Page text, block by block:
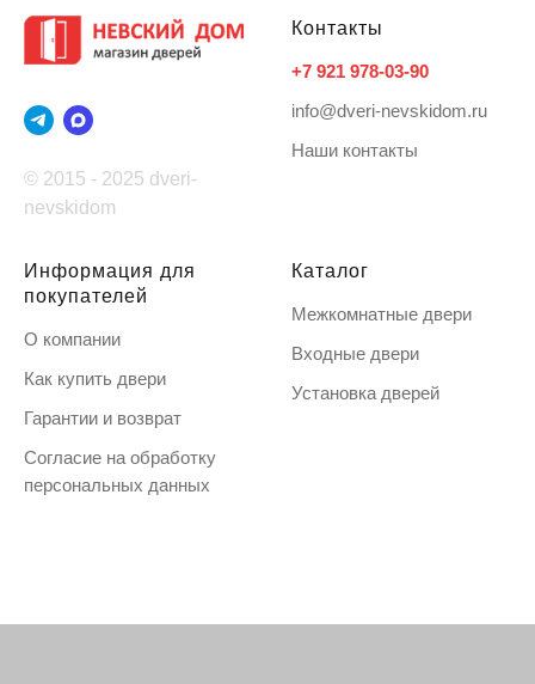
© 2015 - 2025 dveri-
nevskidom
Контакты
+7 921 978-03-90
info@dveri-nevskidom.ru
Наши контакты
Информация для
покупателей
О компании
Как купить двери
Гарантии и возврат
Согласие на обработку
персональных данных
Каталог
Межкомнатные двери
Входные двери
Установка дверей